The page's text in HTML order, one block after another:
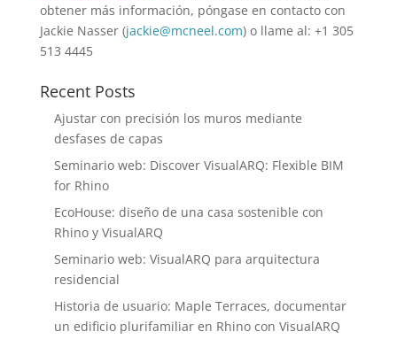
obtener más información, póngase en contacto con
Jackie Nasser (jackie@mcneel.com) o llame al: +1 305
513 4445
Recent Posts
Ajustar con precisión los muros mediante
desfases de capas
Seminario web: Discover VisualARQ: Flexible BIM
for Rhino
EcoHouse: diseño de una casa sostenible con
Rhino y VisualARQ
Seminario web: VisualARQ para arquitectura
residencial
Historia de usuario: Maple Terraces, documentar
un edificio plurifamiliar en Rhino con VisualARQ